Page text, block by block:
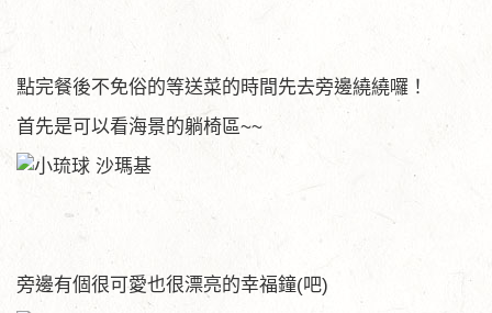
點完餐後不免俗的等送菜的時間先去旁邊繞繞囉！
首先是可以看海景的躺椅區~~
旁邊有個很可愛也很漂亮的幸福鐘(吧)